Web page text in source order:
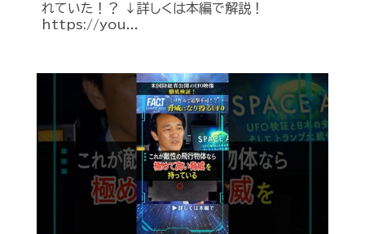
れていた！？ ↓詳しくは本編で解説！
https://you...